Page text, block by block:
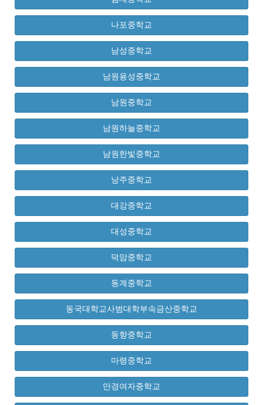
나포중학교
남성중학교
남원용성중학교
남원중학교
남원하늘중학교
남원한빛중학교
낭주중학교
대강중학교
대성중학교
덕암중학교
동계중학교
동국대학교사범대학부속금산중학교
동향중학교
마령중학교
만경여자중학교